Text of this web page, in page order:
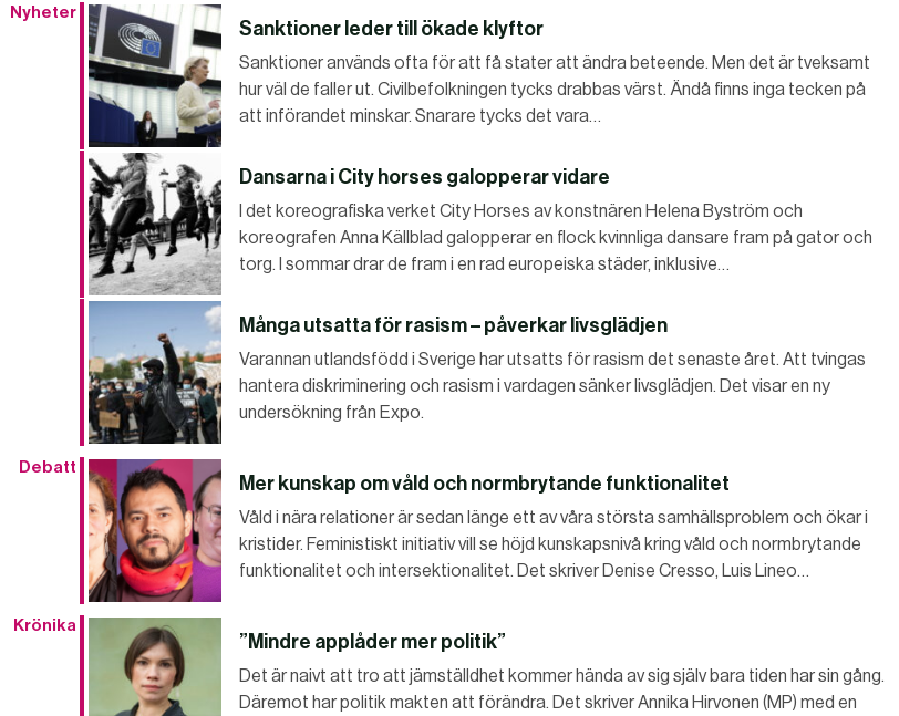
Nyheter
Sanktioner leder till ökade klyftor
Sanktioner används ofta för att få stater att ändra beteende. Men det är tveksamt
hur väl de faller ut. Civilbefolkningen tycks drabbas värst. Ändå finns inga tecken på
att införandet minskar. Snarare tycks det vara…
Dansarna i City horses galopperar vidare
I det koreografiska verket City Horses av konstnären Helena Byström och
koreografen Anna Källblad galopperar en flock kvinnliga dansare fram på gator och
torg. I sommar drar de fram i en rad europeiska städer, inklusive…
Många utsatta för rasism – påverkar livsglädjen
Varannan utlandsfödd i Sverige har utsatts för rasism det senaste året. Att tvingas
hantera diskriminering och rasism i vardagen sänker livsglädjen. Det visar en ny
undersökning från Expo.
Debatt
Mer kunskap om våld och normbrytande funktionalitet
Våld i nära relationer är sedan länge ett av våra största samhällsproblem och ökar i
kristider. Feministiskt initiativ vill se höjd kunskapsnivå kring våld och normbrytande
funktionalitet och intersektionalitet. Det skriver Denise Cresso, Luis Lineo…
Krönika
”Mindre applåder mer politik”
Det är naivt att tro att jämställdhet kommer hända av sig själv bara tiden har sin gång.
Däremot har politik makten att förändra. Det skriver Annika Hirvonen (MP) med en